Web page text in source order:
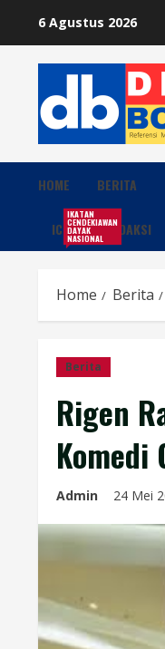
content
6 Agustus 2026
HOME BERITA
ICDN
IKATAN
CENDEKIAWAN
DAYAK
NASIONALREDAKSI
Home Berita
Berita
Rigen
Komedi
Admin 24 Mei